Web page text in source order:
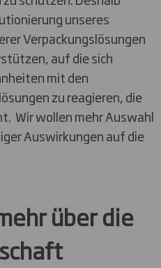
unseres
Verpackungslösungen
auf die sich
mit den
zu reagieren, die
Wir wollen mehr Auswahl
Auswirkungen auf die
über die